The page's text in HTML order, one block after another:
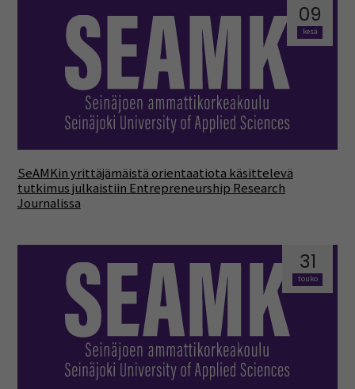
09
kesä
SeAMKin yrittäjämäistä orientaatiota käsittelevä
tutkimus julkaistiin Entrepreneurship Research
Journalissa
31
touko